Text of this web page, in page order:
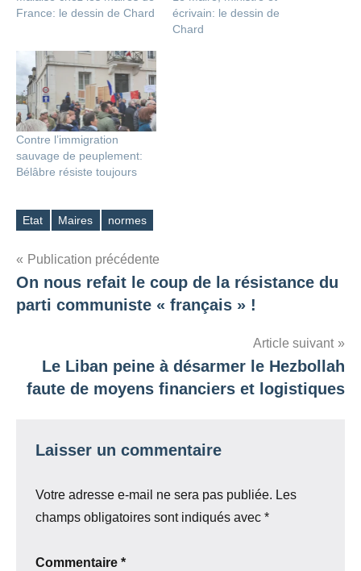
France: le dessin de Chard
écrivain: le dessin de
Chard
Contre l’immigration
sauvage de peuplement:
Bélâbre résiste toujours
Étiquettes
Etat Maires normes
Navigation
de
Publication précédente
On nous refait le coup de la résistance du
parti communiste « français » !
Article suivant
Le Liban peine à désarmer le Hezbollah
faute de moyens financiers et logistiques
Laisser un commentaire
Votre adresse e-mail ne sera pas publiée. Les
champs obligatoires sont indiqués avec *
Commentaire *